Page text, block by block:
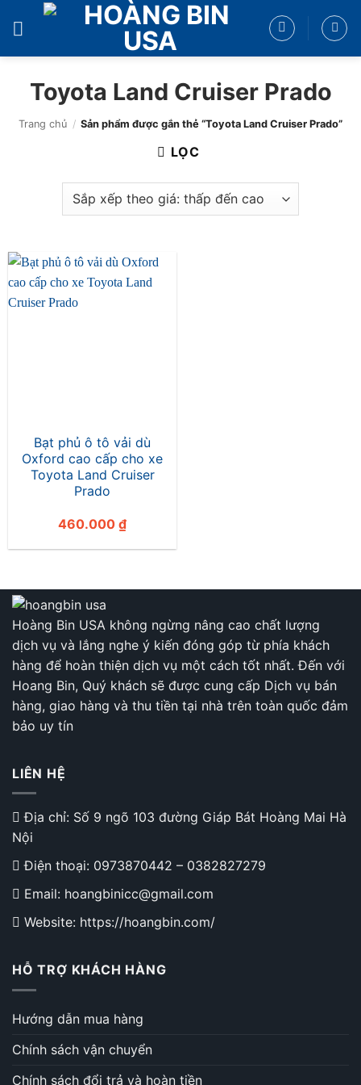
Toyota Land Cruiser Prado
Trang chủ / Sản phẩm được gắn thẻ “Toyota Land Cruiser Prado”
LỌC
Bạt phủ ô tô vải dù
Oxford cao cấp cho xe
Toyota Land Cruiser
Prado
460.000 ₫
Hoàng Bin USA không ngừng nâng cao chất lượng
dịch vụ và lắng nghe ý kiến đóng góp từ phía khách
hàng để hoàn thiện dịch vụ một cách tốt nhất. Đến với
Hoang Bin, Quý khách sẽ được cung cấp Dịch vụ bán
hàng, giao hàng và thu tiền tại nhà trên toàn quốc đảm
bảo uy tín
LIÊN HỆ
Địa chỉ: Số 9 ngõ 103 đường Giáp Bát Hoàng Mai Hà
Nội
Điện thoại: 0973870442 – 0382827279
Email: hoangbinicc@gmail.com
Website: https://hoangbin.com/
HỖ TRỢ KHÁCH HÀNG
Hướng dẫn mua hàng
Chính sách vận chuyển
Chính sách đổi trả và hoàn tiền